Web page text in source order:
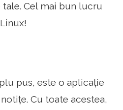
Cel mai bun lucru
pus, este o aplicație
Cu toate acestea,